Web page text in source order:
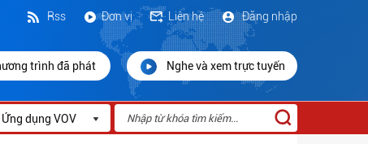
Đăng nhập
Liên hệ
Đơn vị
Rss
trình đã phát Nghe và xem trực tuyến
Ứng dụng VOV